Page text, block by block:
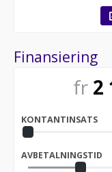
Finansiering
fr 2
KONTANTINSATS
AVBETALNINGSTID